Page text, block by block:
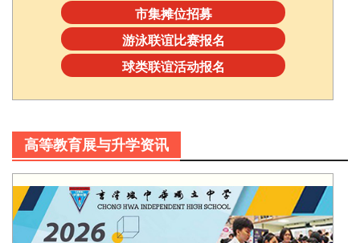
市集摊位招募
游泳联谊比赛报名
球类联谊活动报名
高等教育展与升学资讯